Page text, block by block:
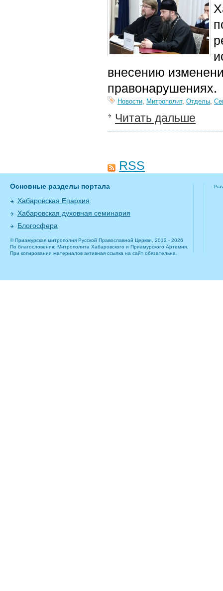
внесению
правонарушениях.
Новости, Митрополит, Отделы,
Читать дальше
RSS
Основные разделы портала
Хабаровская Епархия
Хабаровская духовная семинария
Блогосфера
© Приамурская митрополия Русской Православной Церкви, 2012 - 2026
По благословению Митрополита Хабаровского и Приамурского Артемия.
При копировании материалов активная ссылка на сайт обязательна.